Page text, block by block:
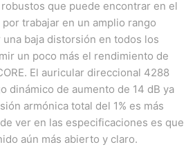
que puede encontrar en el
por trabajar en un amplio rango
baja distorsión en todos los
un poco más el rendimiento de
El auricular direccional 4288
dinámico de aumento de 14 dB ya
armónica total del 1% es más
ver en las especificaciones es que
aún más abierto y claro.